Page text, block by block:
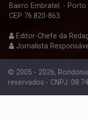
Bairro Embratel. - Porto
CEP 76.820-863
Editor-Chefe da
Jornalista
© 2005 - 2026,
reservados - CNPJ: